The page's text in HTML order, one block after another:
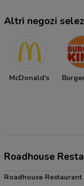
Altri negozi
McDonald's
Roadhouse
Roadhouse Restaurant